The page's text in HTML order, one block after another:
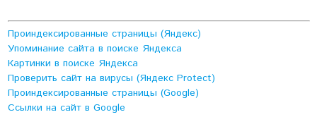
Проиндексированные страницы (Яндекс)
Упоминание сайта в поиске Яндекса
Картинки в поиске Яндекса
Проверить сайт на вирусы (Яндекс Protect)
Проиндексированные страницы (Google)
Ссылки на сайт в Google